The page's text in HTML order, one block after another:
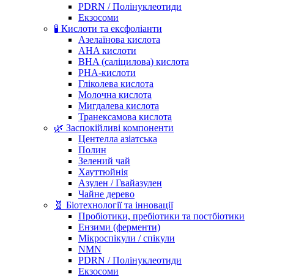
PDRN / Полінуклеотиди
Екзосоми
🧪 Кислоти та ексфоліанти
Азелаїнова кислота
AHA кислоти
BHA (саліцилова) кислота
PHA-кислоти
Гліколева кислота
Молочна кислота
Мигдалева кислота
Транексамова кислота
🌿 Заспокійливі компоненти
Центелла азіатська
Полин
Зелений чай
Хауттюйнія
Азулен / Гвайазулен
Чайне дерево
🧬 Біотехнології та інновації
Пробіотики, пребіотики та постбіотики
Ензими (ферменти)
Мікроспікули / спікули
NMN
PDRN / Полінуклеотиди
Екзосоми